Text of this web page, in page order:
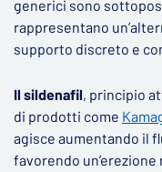
generici sono
rappresentano
supporto discreto e
Il sildenafil, principio
di prodotti come
agisce aumentando il
favorendo